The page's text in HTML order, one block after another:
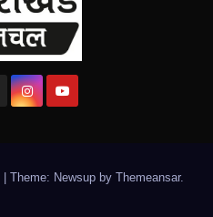
Theme: Newsup by Themeansar.